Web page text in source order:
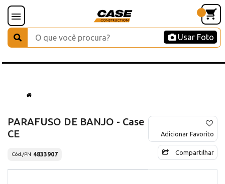
Usar Foto
PARAFUSO DE BANJO - Case
CE
Cód./PN 4833907
Adicionar Favorito
Compartilhar